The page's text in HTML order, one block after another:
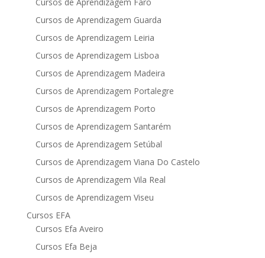
Cursos de Aprendizagem Guarda
Cursos de Aprendizagem Leiria
Cursos de Aprendizagem Lisboa
Cursos de Aprendizagem Madeira
Cursos de Aprendizagem Portalegre
Cursos de Aprendizagem Porto
Cursos de Aprendizagem Santarém
Cursos de Aprendizagem Setúbal
Cursos de Aprendizagem Viana Do Castelo
Cursos de Aprendizagem Vila Real
Cursos de Aprendizagem Viseu
Cursos EFA
Cursos Efa Aveiro
Cursos Efa Beja